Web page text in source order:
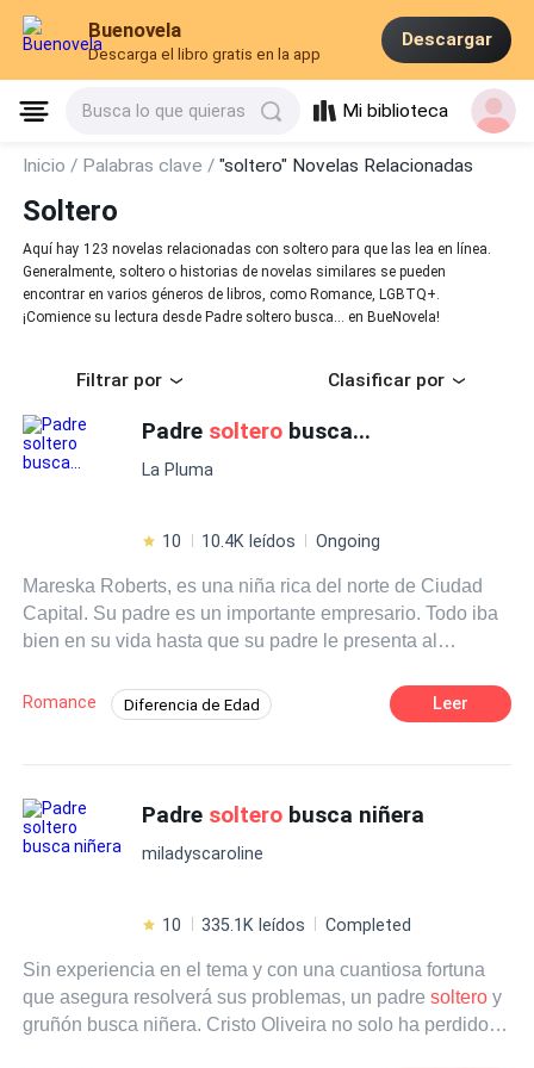
Buenovela
Descarga el libro gratis en la app
Descargar
Busca lo que quieras Mi biblioteca
Inicio / Palabras clave /"soltero" Novelas Relacionadas
Soltero
Aquí hay 123 novelas relacionadas con soltero para que las lea en línea.
Generalmente, soltero o historias de novelas similares se pueden
encontrar en varios géneros de libros, como Romance, LGBTQ+.
¡Comience su lectura desde Padre soltero busca... en BueNovela!
Filtrar por Clasificar por
Padre soltero busca...
La Pluma
10 10.4K leídos Ongoing
Mareska Roberts, es una niña rica del norte de Ciudad
Capital. Su padre es un importante empresario. Todo iba
bien en su vida hasta que su padre le presenta al
pero el oscuro secreto que oculta hace que la joven
desee huir de él y finja su muerte. Troy es un joven viudo
destino los une de forma insólita para vivir una intensa
historia de amor y peligro.
Romance Diferencia de Edad Leer
Padre soltero busca niñera
miladyscaroline
10 335.1K leídos Completed
Sin experiencia en el tema y con una cuantiosa fortuna
que asegura resolverá sus problemas, un padresoltero y
gruñón busca niñera. Cristo Oliveira no solo ha perdido a